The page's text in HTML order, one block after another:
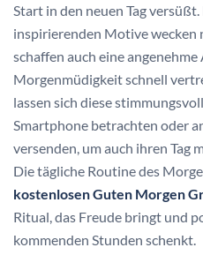
Start in den neuen Tag
inspirierenden Motive wecken
schaffen auch eine
Morgenmüdigkeit schnell
lassen sich diese
Smartphone betrachten oder
versenden, um auch ihren Tag
Die tägliche Routine des
kostenlosen Guten Morgen
Ritual, das Freude bringt und
kommenden Stunden schenkt.